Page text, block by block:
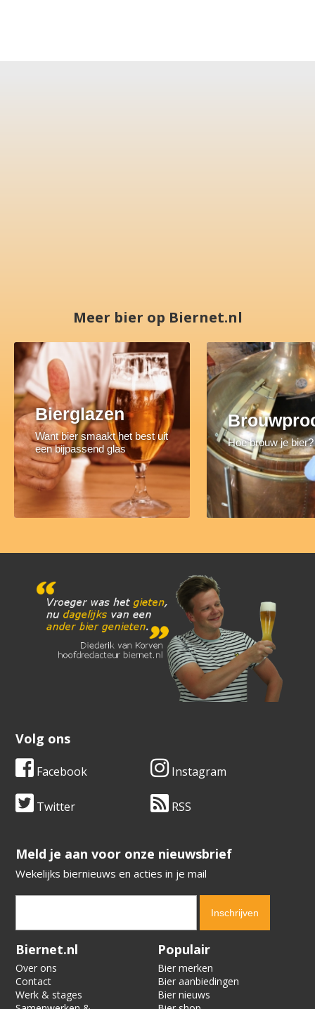
Meer bier op Biernet.nl
Bierglazen
Want bier smaakt het best uit
een bijpassend glas
Hoe brouw je bier?
Volg ons
Facebook Instagram
Twitter RSS
​​​​​​​Meld je aan voor onze nieuwsbrief
Wekelijks biernieuws en acties in je mail
Verification code:
Biernet.nl
Over ons
Contact
Werk & stages
Populair
Bier merken
Bier aanbiedingen
Bier nieuws